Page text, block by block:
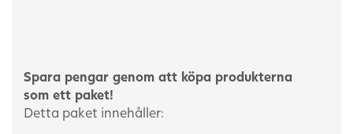
Spara pengar genom att köpa produkterna
som ett paket!
Detta paket innehåller: